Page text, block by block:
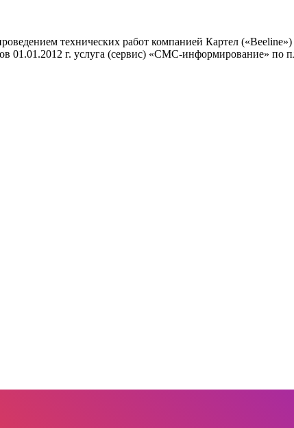
технических работ компанией Картел
01.01.2012 г. услуга (сервис) «СМС-информирование»